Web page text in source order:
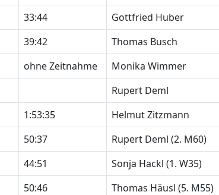
33:44
Gottfried Huber
39:42
Thomas Busch
ohne Zeitnahme
Monika Wimmer
Rupert Deml
1:53:35
Helmut Zitzmann
50:37
Rupert Deml (2. M60)
44:51
Sonja Hackl (1. W35)
50:46
Thomas Häusl (5. M55)